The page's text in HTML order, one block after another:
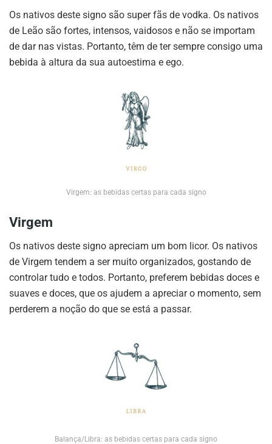
Os nativos deste signo são super fãs de vodka. Os nativos
de Leão são fortes, intensos, vaidosos e não se importam
de dar nas vistas. Portanto, têm de ter sempre consigo uma
bebida à altura da sua autoestima e ego.
Virgem: as bebidas certas para cada signo
Virgem
Os nativos deste signo apreciam um bom licor. Os nativos
de Virgem tendem a ser muito organizados, gostando de
controlar tudo e todos. Portanto, preferem bebidas doces e
suaves e doces, que os ajudem a apreciar o momento, sem
perderem a noção do que se está a passar.
Balança/Libra: as bebidas certas para cada signo